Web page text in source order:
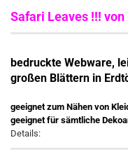
Safari Leaves !!!
bedruckte Webware,
großen Blättern in
geeignet zum Nähen von
geeignet für sämtliche
Details: